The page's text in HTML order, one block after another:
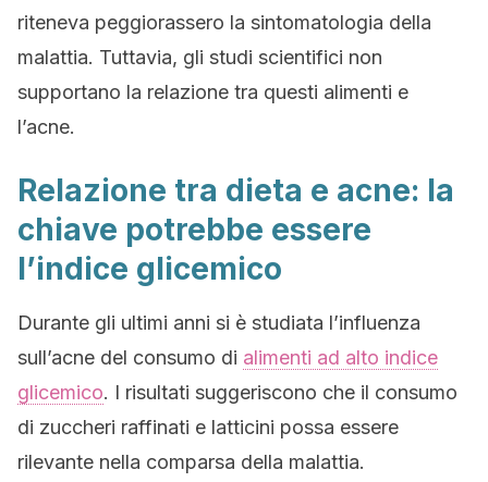
riteneva peggiorassero la sintomatologia della
malattia. Tuttavia, gli studi scientifici non
supportano la relazione tra questi alimenti e
l’acne.
Relazione tra dieta e acne: la
chiave potrebbe essere
l’indice glicemico
Durante gli ultimi anni si è studiata l’influenza
sull’acne del consumo di alimenti ad alto indice
glicemico. I risultati suggeriscono che il consumo
di zuccheri raffinati e latticini possa essere
rilevante nella comparsa della malattia.